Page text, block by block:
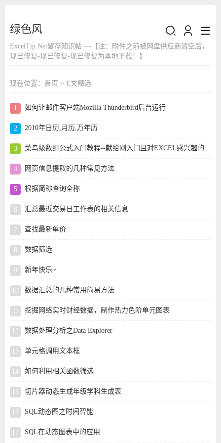
绿色风
ExcelTip.Net留存知识帖 ---【注：附件之前被网盘供应商清空后，
现已修复-现已修复-现已修复为本地下载！】
现在位置： 首页 > E文精选
如何让邮件客户端Mozilla Thunderbird后台运行
2010年日历,月历,万年历
菜鸟级数组公式入门教程--献给刚入门且对EXCEL感兴趣的朋友
网页信息提取的几种常见方法
根据简称查询全称
汇总最近交易日工作表的相关信息
查找最新单价
数据筛选
新年快乐~
数据汇总的几种常用简易方法
挖掘网络实时财经数据，制作热力色阶单元图表
数据处理分析之Data Explorer
单元格调用文本框
如何利用相关函数筛选
切片器动态生成年级学科生成表
SQL动态图之时间智能
SQL在动态图表中的应用